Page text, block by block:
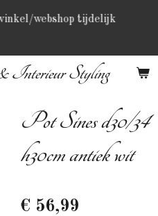
Interieur Styling
webshop tijdelijk
Pot Sines d30/34
h30cm antiek wit
€ 56,99